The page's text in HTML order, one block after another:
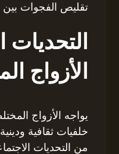
تقليص الفجوات بين
التحديات
الأزواج
يواجه الأزواج
خلفيات ثقافية
من التحديات